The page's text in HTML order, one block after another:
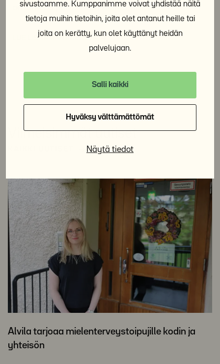
sivustoamme. Kumppanimme voivat yhdistää näitä
tietoja muihin tietoihin, joita olet antanut heille tai
joita on kerätty, kun olet käyttänyt heidän
palvelujaan.
Salli kaikki
Hyväksy välttämättömät
Näytä tiedot
on tärkeää palveluiden kehittämisessä.
LUE LISÄÄ HANKKEESTA
Viimeisimmät uutiset
Alvila tarjoaa mielenterveystoipujille kodin ja
yhteisön